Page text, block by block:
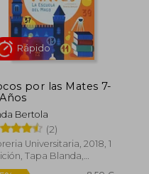
€
por las Mates 7-
Bertola
(2)
Universitaria, 2018, 1
Tapa Blanda,